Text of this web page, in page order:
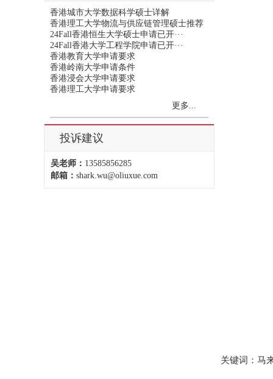
香港城市大学数据科学硕士详解
香港理工大学物流与供应链管理硕士推荐
24Fall香港恒生大学硕士申请已开···
24Fall香港大学工程学院申请已开···
香港教育大学申请要求
香港岭南大学申请条件
香港浸会大学申请要求
香港理工大学申请要求
更多...
投诉建议
吴老师： 13585856285
邮箱： shark.wu@oliuxue.com
关键词：马